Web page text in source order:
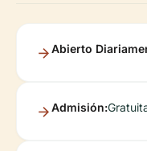
Abierto
Admisión: